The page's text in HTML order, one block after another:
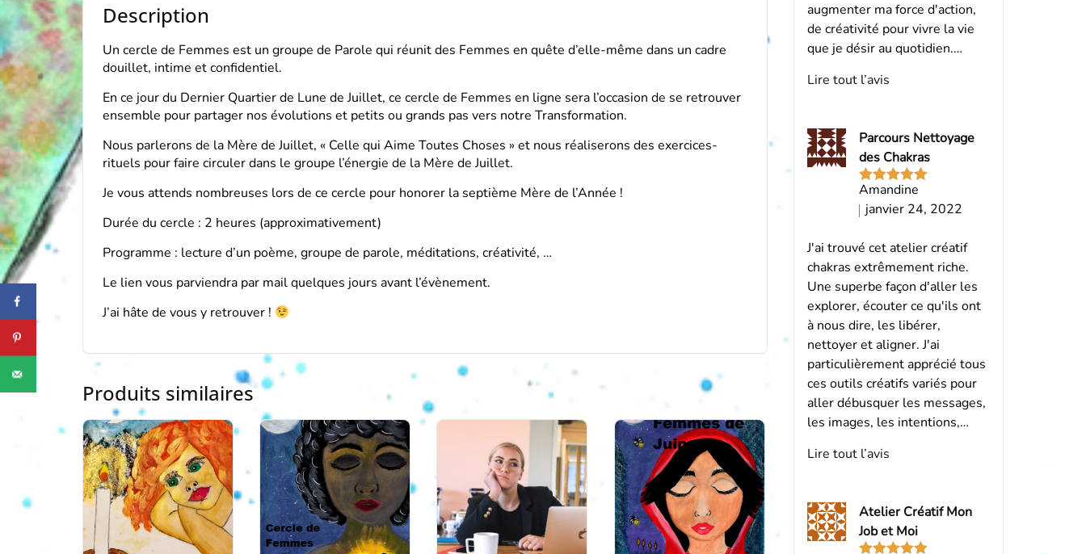
Description
Un cercle de Femmes est un groupe de Parole qui réunit des Femmes en quête d’elle-même dans un cadre
douillet, intime et confidentiel.
En ce jour du Dernier Quartier de Lune de Juillet, ce cercle de Femmes en ligne sera l’occasion de se retrouver
ensemble pour partager nos évolutions et petits ou grands pas vers notre Transformation.
Nous parlerons de la Mère de Juillet, « Celle qui Aime Toutes Choses » et nous réaliserons des exercices-
rituels pour faire circuler dans le groupe l’énergie de la Mère de Juillet.
Je vous attends nombreuses lors de ce cercle pour honorer la septième Mère de l’Année !
Durée du cercle : 2 heures (approximativement)
Programme : lecture d’un poème, groupe de parole, méditations, créativité, …
Le lien vous parviendra par mail quelques jours avant l’évènement.
J’ai hâte de vous y retrouver !
Produits similaires
augmenter ma force d'action,
de créativité pour vivre la vie
que je désir au quotidien.…
Lire tout l’avis
Note5sur
5
Parcours Nettoyage
des Chakras
Amandine
janvier 24, 2022
J'ai trouvé cet atelier créatif
chakras extrêmement riche.
Une superbe façon d'aller les
explorer, écouter ce qu'ils ont
à nous dire, les libérer,
nettoyer et aligner. J'ai
particulièrement apprécié tous
ces outils créatifs variés pour
aller débusquer les messages,
les images, les intentions,…
Lire tout l’avis
Atelier Créatif Mon
Job et Moi